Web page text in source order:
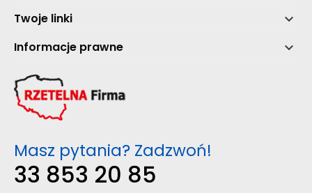
Twoje linki 
Informacje prawne 
Masz pytania? Zadzwoń!
33 853 20 85